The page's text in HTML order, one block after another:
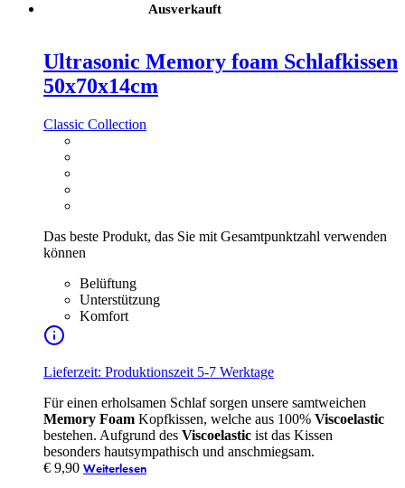
Ausverkauft
Ultrasonic Memory foam Schlafkissen
50x70x14cm
Classic Collection
Das beste Produkt, das Sie mit Gesamtpunktzahl verwenden
können
Belüftung
Unterstützung
Komfort
Lieferzeit: Produktionszeit 5-7 Werktage
Für einen erholsamen Schlaf sorgen unsere samtweichen
Memory Foam Kopfkissen, welche aus 100% Viscoelastic
bestehen. Aufgrund des Viscoelastic ist das Kissen
besonders hautsympathisch und anschmiegsam.
€ 9,90 Weiterlesen